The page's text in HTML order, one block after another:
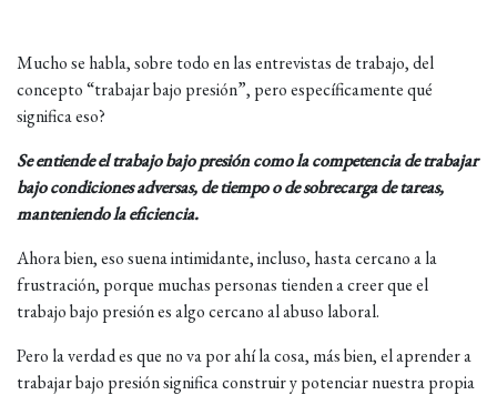
Mucho se habla, sobre todo en las entrevistas de trabajo, del
concepto “trabajar bajo presión”, pero específicamente qué
significa eso?
Se entiende el trabajo bajo presión como la competencia de trabajar
bajo condiciones adversas, de tiempo o de sobrecarga de tareas,
manteniendo la eficiencia.
Ahora bien, eso suena intimidante, incluso, hasta cercano a la
frustración, porque muchas personas tienden a creer que el
trabajo bajo presión es algo cercano al abuso laboral.
Pero la verdad es que no va por ahí la cosa, más bien, el aprender a
trabajar bajo presión significa construir y potenciar nuestra propia